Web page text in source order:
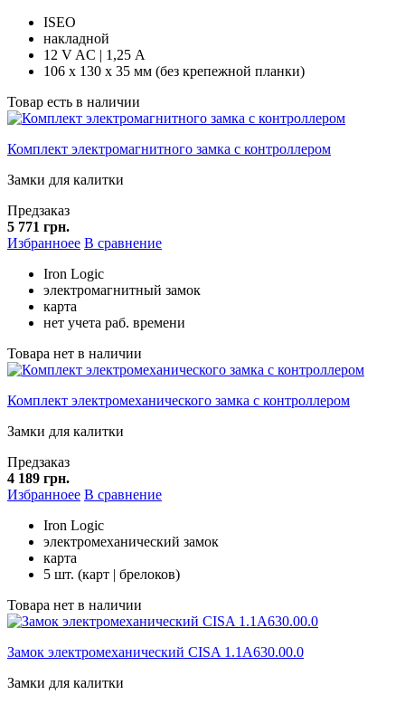
ISEO
накладной
12 V AC | 1,25 А
106 х 130 х 35 мм (без крепежной планки)
Товар есть в наличии
Комплект электромагнитного замка с контроллером
Замки для калитки
Предзаказ
5 771 грн.
Избранноее В сравнение
Iron Logic
электромагнитный замок
карта
нет учета раб. времени
Товара нет в наличии
Комплект электромеханического замка с контроллером
Замки для калитки
Предзаказ
4 189 грн.
Избранноее В сравнение
Iron Logic
электромеханический замок
карта
5 шт. (карт | брелоков)
Товара нет в наличии
Замок электромеханический CISA 1.1А630.00.0
Замки для калитки